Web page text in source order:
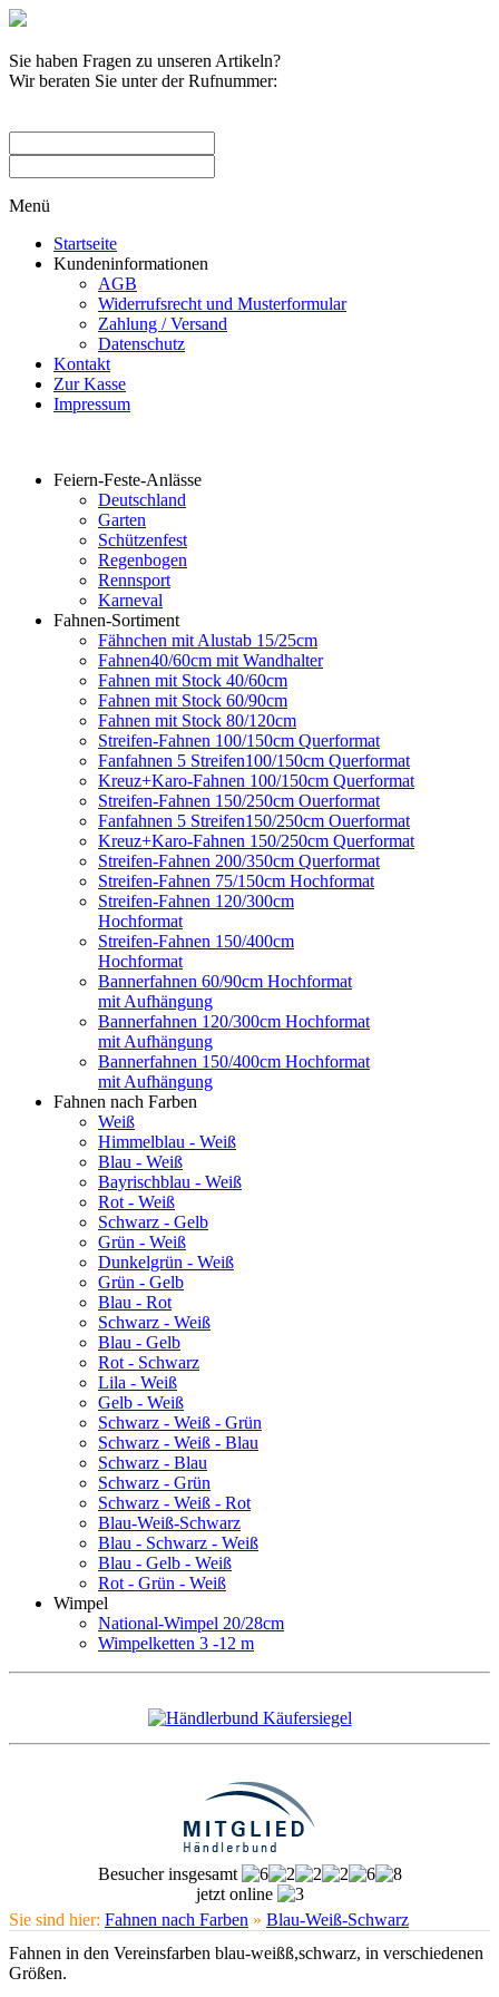
Sie haben Fragen zu unseren Artikeln?
Wir beraten Sie unter der Rufnummer:
Menü
Startseite
Kundeninformationen
AGB
Widerrufsrecht und Musterformular
Zahlung / Versand
Datenschutz
Kontakt
Zur Kasse
Impressum
Feiern-Feste-Anlässe
Deutschland
Garten
Schützenfest
Regenbogen
Rennsport
Karneval
Fahnen-Sortiment
Fähnchen mit Alustab 15/25cm
Fahnen40/60cm mit Wandhalter
Fahnen mit Stock 40/60cm
Fahnen mit Stock 60/90cm
Fahnen mit Stock 80/120cm
Streifen-Fahnen 100/150cm Querformat
Fanfahnen 5 Streifen100/150cm Querformat
Kreuz+Karo-Fahnen 100/150cm Querformat
Streifen-Fahnen 150/250cm Ouerformat
Fanfahnen 5 Streifen150/250cm Ouerformat
Kreuz+Karo-Fahnen 150/250cm Querformat
Streifen-Fahnen 200/350cm Querformat
Streifen-Fahnen 75/150cm Hochformat
Streifen-Fahnen 120/300cm
Hochformat
Streifen-Fahnen 150/400cm
Hochformat
Bannerfahnen 60/90cm Hochformat
mit Aufhängung
Bannerfahnen 120/300cm Hochformat
mit Aufhängung
Bannerfahnen 150/400cm Hochformat
mit Aufhängung
Fahnen nach Farben
Weiß
Himmelblau - Weiß
Blau - Weiß
Bayrischblau - Weiß
Rot - Weiß
Schwarz - Gelb
Grün - Weiß
Dunkelgrün - Weiß
Grün - Gelb
Blau - Rot
Schwarz - Weiß
Blau - Gelb
Rot - Schwarz
Lila - Weiß
Gelb - Weiß
Schwarz - Weiß - Grün
Schwarz - Weiß - Blau
Schwarz - Blau
Schwarz - Grün
Schwarz - Weiß - Rot
Blau-Weiß-Schwarz
Blau - Schwarz - Weiß
Blau - Gelb - Weiß
Rot - Grün - Weiß
Wimpel
National-Wimpel 20/28cm
Wimpelketten 3 -12 m
Besucher insgesamt
jetzt online
Sie sind hier: Fahnen nach Farben » Blau-Weiß-Schwarz
Fahnen in den Vereinsfarben blau-weißß,schwarz, in verschiedenen
Größen.